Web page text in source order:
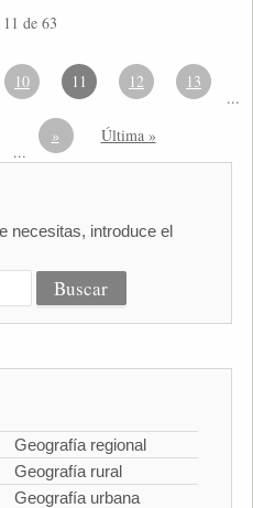
de 63
10 11 12 13
...
...
» Última »
necesitas, introduce el
Geografía regional
Geografía rural
Geografía urbana